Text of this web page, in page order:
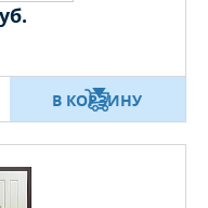
В КОРЗИНУ